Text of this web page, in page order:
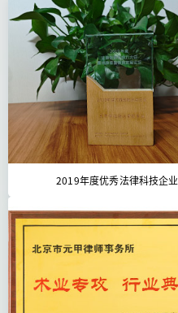
2019年度优秀法律科技企业